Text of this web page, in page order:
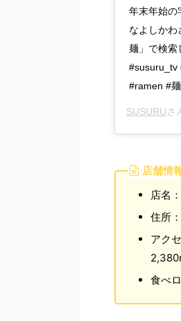
年末年始の
なよしかわ
麺」で検索
#susuru_tv
#ramen #
SUSURUさ
店舗情
店名
住所
アク
食べ